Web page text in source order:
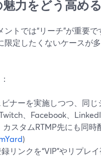
力をどう高め
ントでは“リーチ”が重要
限定したくないケースが
ナーを実施しつつ、同じ
、Facebook、
スタムRTMP先にも同時
)
リンクを“VIP”やリプレ